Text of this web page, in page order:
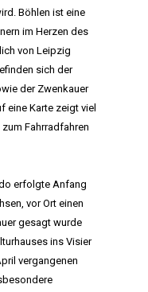
Böhlen ist eine
im Herzen des
von Leipzig
sich der
der Zwenkauer
eine Karte zeigt viel
Fahrradfahren
erfolgte Anfang
vor Ort einen
gesagt wurde
ins Visier
vergangenen